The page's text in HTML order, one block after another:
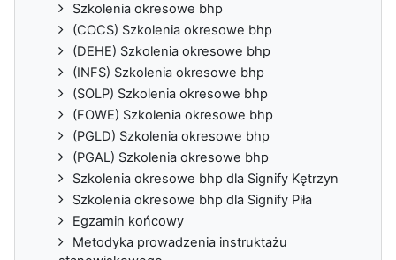
Szkolenia okresowe bhp
(COCS) Szkolenia okresowe bhp
(DEHE) Szkolenia okresowe bhp
(INFS) Szkolenia okresowe bhp
(SOLP) Szkolenia okresowe bhp
(FOWE) Szkolenia okresowe bhp
(PGLD) Szkolenia okresowe bhp
(PGAL) Szkolenia okresowe bhp
Szkolenia okresowe bhp dla Signify Kętrzyn
Szkolenia okresowe bhp dla Signify Piła
Egzamin końcowy
Metodyka prowadzenia instruktażu